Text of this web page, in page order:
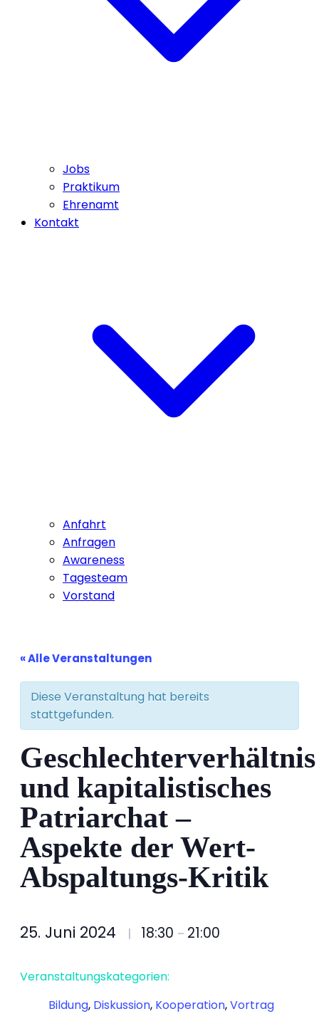
Jobs
Praktikum
Ehrenamt
Kontakt
Anfahrt
Anfragen
Awareness
Tagesteam
Vorstand
« Alle Veranstaltungen
Diese Veranstaltung hat bereits
stattgefunden.
Geschlechterverhältnis
und kapitalistisches
Patriarchat –
Aspekte der Wert-
Abspaltungs-Kritik
25. Juni 2024 18:30 – 21:00
Veranstaltungskategorien:
Bildung, Diskussion, Kooperation,Vortrag